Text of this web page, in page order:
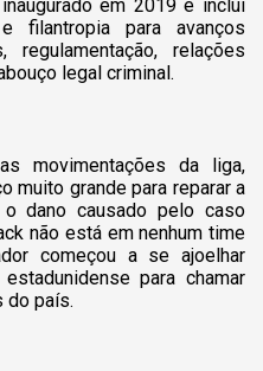
em 2019 e inclui
filantropia para avanços
regulamentação, relações
legal criminal.
movimentações da liga,
muito grande para reparar a
dano causado pelo caso
não está em nenhum time
começou a se ajoelhar
para chamar
do país.